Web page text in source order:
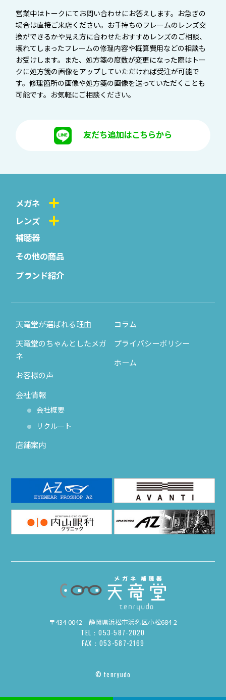
営業中はトークにてお問い合わせにお答えします。お急ぎの
場合は直接ご来店ください。お手持ちのフレームのレンズ交
換ができるかや見え方に合わせたおすすめレンズのご相談、
壊れてしまったフレームの修理内容や概算費用などの相談も
お受けします。また、処方箋の度数が変更になった際はトー
クに処方箋の画像をアップしていただければ受注が可能で
す。修理箇所の画像や処方箋の画像を送っていただくことも
可能です。お気軽にご相談ください。
友だち追加はこちらから
メガネ
レンズ
補聴器
その他の商品
ブランド紹介
天竜堂が選ばれる理由
天竜堂のちゃんとしたメガ
ネ
お客様の声
会社情報
会社概要
リクルート
店舗案内
コラム
プライバシーポリシー
ホーム
〒434-0042 静岡県浜松市浜名区小松684-2
TEL：053-587-2020
FAX：053-587-2169
© tenryudo